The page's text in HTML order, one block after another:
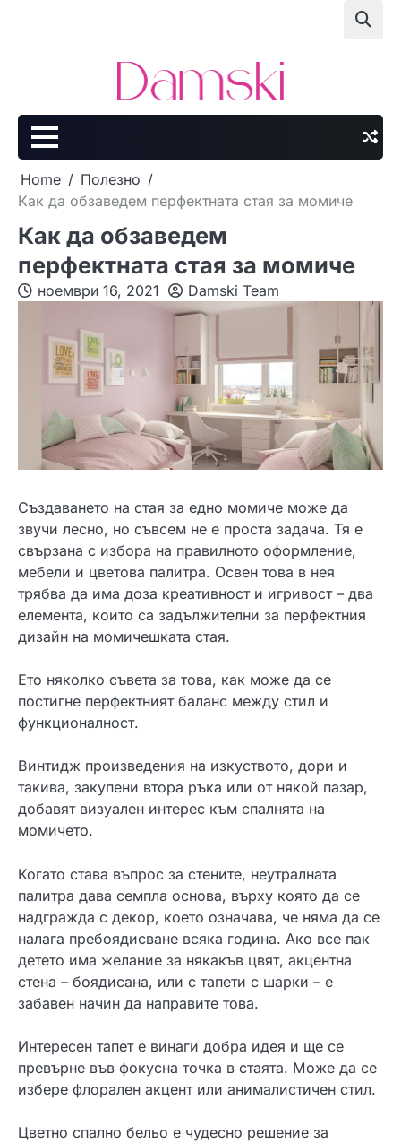
Home
Полезно
Как да обзаведем перфектната стая за момиче
Как да обзаведем
перфектната стая за момиче
ноември 16, 2021 Damski Team
Създаването на стая за едно момиче може да
звучи лесно, но съвсем не е проста задача. Тя е
свързана с избора на правилното оформление,
мебели и цветова палитра. Освен това в нея
трябва да има доза креативност и игривост – два
елемента, които са задължителни за перфектния
дизайн на момичешката стая.
Ето няколко съвета за това, как може да се
постигне перфектният баланс между стил и
функционалност.
Винтидж произведения на изкуството, дори и
такива, закупени втора ръка или от някой пазар,
добавят визуален интерес към спалнята на
момичето.
Когато става въпрос за стените, неутралната
палитра дава семпла основа, върху която да се
надгражда с декор, което означава, че няма да се
налага пребоядисване всяка година. Ако все пак
детето има желание за някакъв цвят, акцентна
стена – боядисана, или с тапети с шарки – е
забавен начин да направите това.
Интересен тапет е винаги добра идея и ще се
превърне във фокусна точка в стаята. Може да се
избере флорален акцент или анималистичен стил.
Цветно спално бельо е чудесно решение за